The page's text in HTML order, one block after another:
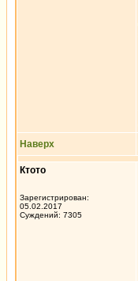
Наверх
Ктото
Зарегистрирован:
05.02.2017
Суждений: 7305